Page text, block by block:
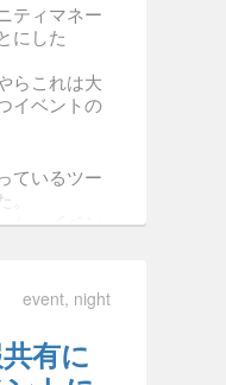
ティマネー
にした
らこれは大
イベントの
ているツー
た、イベン
かけてて
ています！
event night
有に